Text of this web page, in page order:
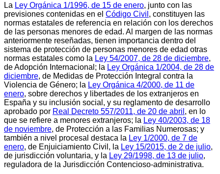
La Ley Orgánica 1/1996, de 15 de enero, junto con las
previsiones contenidas en el Código Civil , constituyen las
normas estatales de referencia en relación con los derechos
de las personas menores de edad. Al margen de las normas
anteriormente reseñadas, tienen importancia dentro del
sistema de protección de personas menores de edad otras
normas estatales como la Ley 54/2007, de 28 de diciembre,
de Adopción Internacional; la Ley Orgánica 1/2004, de 28 de
diciembre, de Medidas de Protección Integral contra la
Violencia de Género; la Ley Orgánica 4/2000, de 11 de
enero, sobre derechos y libertades de los extranjeros en
España y su inclusión social, y su reglamento de desarrollo
aprobado por Real Decreto 557/2011, de 20 de abril , en lo
que se refiere a menores extranjeros; la Ley 40/2003, de 18
de noviembre, de Protección a las Familias Numerosas; y
también a nivel procesal destaca la Ley 1/2000, de 7 de
enero, de Enjuiciamiento Civil, la Ley 15/2015, de 2 de julio,
de jurisdicción voluntaria, y la Ley 29/1998, de 13 de julio,
reguladora de la Jurisdicción Contencioso-administrativa.